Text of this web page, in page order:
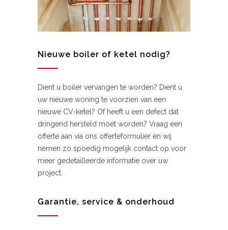
Nieuwe boiler of ketel nodig?
Dient u boiler vervangen te worden? Dient u
uw nieuwe woning te voorzien van een
nieuwe CV-ketel? Of heeft u een defect dat
dringend hersteld moet worden? Vraag een
offerte aan via ons offerteformulier en wij
nemen zo spoedig mogelijk contact op voor
meer gedetailleerde informatie over uw
project.
Garantie, service & onderhoud